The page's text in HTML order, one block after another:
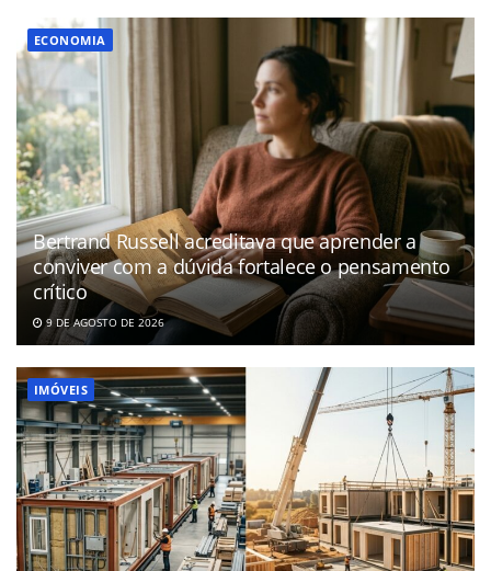
ECONOMIA
Bertrand Russell acreditava que aprender a
conviver com a dúvida fortalece o pensamento
crítico
9 DE AGOSTO DE 2026
IMÓVEIS